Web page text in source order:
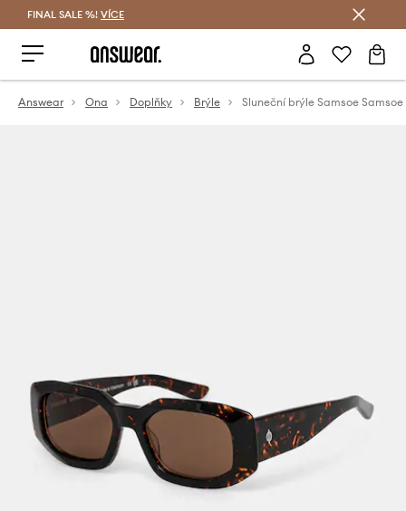
FINAL SALE %! VÍCE
Answear Ona Doplňky Brýle